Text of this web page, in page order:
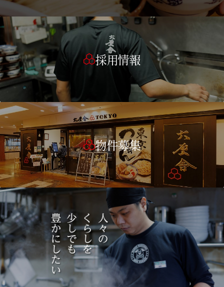
採用情報
物件募集